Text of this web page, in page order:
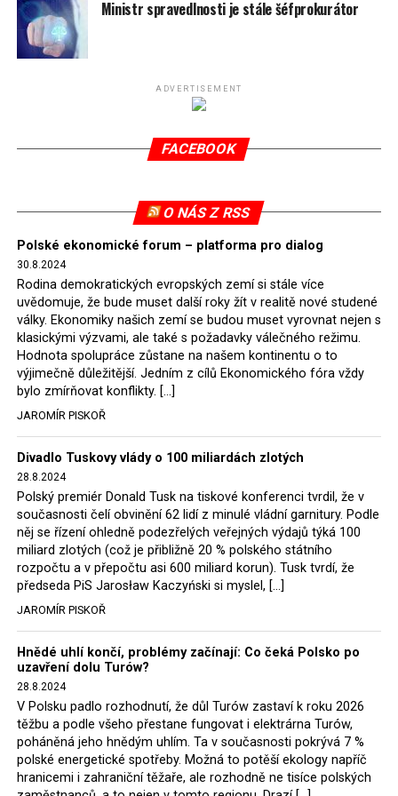
spotřeby.
Připomeňme, že ukončení těžby hnědého uhlí pro
(SDEU) v souvislosti se stížnostmi českých samospráv
verdiktem španělské soudkyně Rosario Silva de Lapureta
tomuto rozhodnutí nevyhověla, proto na žádost
2022, než byl tento případ z důvodu uzavření dohody
Polska s Českou republikou o odstranění příčin sporu o
důl Turów vymazán z rejstříku tribunálu. Celkem si
Polsko nechalo z přiznaných evropských fondů odečíst
asi 70 milionů eur na pokutách a 45 milionů eur
zaplatilo jako odškodnění České republice – ale jak důl,
tak elektrárna nadále fungovaly. Už tehdy zástupci
tehdejší opozice a dnes vládnoucí koalice, jako
místopředseda Občanské platformy (PO) Rafał
Hołownia, přímo řekli, že by se polská vláda měla
tomuto rozhodnutí podřídit.
Rozhodnutí polského ministra spravedlnosti jistě potěší
německé, české a polské ekology, ale i těžaře. Je těžké si
představit, že by o takové věci rozhodoval sám ministr
Bodnar. Musel získat politický souhlas vládnoucí koalice.
Stále jsou totiž platné argumenty Morawieckého vlády,
že důl i elektrárna jsou – kromě zabezpečování cca 7 %
polského energetického mixu – klíčovými podniky, spolu
se svými dceřinými společnostmi zaměstnávají cca pět
tisíc lidí. Navíc s činností dolu a elektrárny nepřímo
souvisí dalších několik desítek tisíc pracovních míst v
regionu. Zelená politika ale opět zvítězila.
Rozhodnutí polského ministra spravedlnosti jistě potěší
Ministr spravedlnosti je stále šéfprokurátor
ADVERTISEMENT
FACEBOOK
O NÁS Z RSS
Polské ekonomické forum – platforma pro dialog
30.8.2024
Rodina demokratických evropských zemí si stále více
uvědomuje, že bude muset další roky žít v realitě nové studené
války. Ekonomiky našich zemí se budou muset vyrovnat nejen s
klasickými výzvami, ale také s požadavky válečného režimu.
Hodnota spolupráce zůstane na našem kontinentu o to
výjimečně důležitější. Jedním z cílů Ekonomického fóra vždy
bylo zmírňovat konflikty. […]
JAROMÍR PISKOŘ
Divadlo Tuskovy vlády o 100 miliardách zlotých
28.8.2024
Polský premiér Donald Tusk na tiskové konferenci tvrdil, že v
současnosti čelí obvinění 62 lidí z minulé vládní garnitury. Podle
něj se řízení ohledně podezřelých veřejných výdajů týká 100
miliard zlotých (což je přibližně 20 % polského státního
rozpočtu a v přepočtu asi 600 miliard korun). Tusk tvrdí, že
předseda PiS Jarosław Kaczyński si myslel, […]
JAROMÍR PISKOŘ
Hnědé uhlí končí, problémy začínají: Co čeká Polsko po
uzavření dolu Turów?
28.8.2024
V Polsku padlo rozhodnutí, že důl Turów zastaví k roku 2026
těžbu a podle všeho přestane fungovat i elektrárna Turów,
poháněná jeho hnědým uhlím. Ta v současnosti pokrývá 7 %
polské energetické spotřeby. Možná to potěší ekology napříč
hranicemi i zahraniční těžaře, ale rozhodně ne tisíce polských